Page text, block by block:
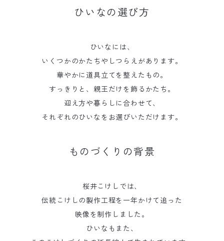
ひいなの選び方
ひいなには、
いくつかのかたちやしつらえがあります。
華やかに道具立てを整えたもの。
すっきりと、親王だけを飾るかたち。
迎え方や暮らしに合わせて、
それぞれのひいなをお選びいただけます。
ものづくりの背景
桜井こけしでは、
伝統こけしの製作工程を一年かけて追った
映像を制作しました。
ひいなもまた、